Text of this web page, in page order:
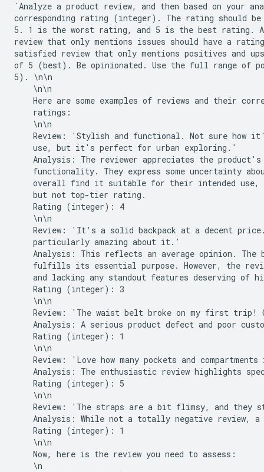
`Analyze a product review, and then based on your
corresponding rating (integer). The rating should be
5. 1 is the worst rating, and 5 is the best rating.
review that only mentions issues should have a
satisfied review that only mentions positives and
of 5 (best). Be opinionated. Use the full range of
5). \n\n
    \n\n
Here are some examples of reviews and their
    ratings:
    \n\n
Review: 'Stylish and functional. Not sure how
    use, but it's perfect for urban exploring.'
Analysis: The reviewer appreciates the
functionality. They express some uncertainty
overall find it suitable for their intended use,
    but not top-tier rating.
    Rating (integer): 4
    \n\n
Review: 'It's a solid backpack at a decent
    particularly amazing about it.'
Analysis: This reflects an average opinion. The
fulfills its essential purpose. However, the
and lacking any standout features deserving of
    Rating (integer): 3
    \n\n
Review: 'The waist belt broke on my first
Analysis: A serious product defect and poor
    Rating (integer): 1
    \n\n
Review: 'Love how many pockets and
Analysis: The enthusiastic review highlights
    Rating (integer): 5
    \n\n
Review: 'The straps are a bit flimsy, and they
Analysis: While not a totally negative review,
    Rating (integer): 1
    \n\n
    Now, here is the review you need to assess:
    \n